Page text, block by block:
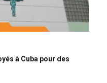
à Cuba pour des